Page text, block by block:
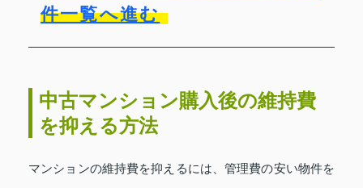
件一覧へ進む
中古マンション購入後の維持費
を抑える方法
マンションの維持費を抑えるには、管理費の安い物件を